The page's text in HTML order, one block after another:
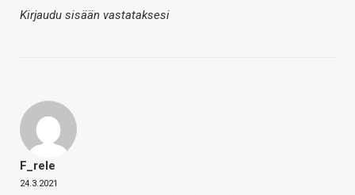
Kirjaudu sisään vastataksesi
F_rele
24.3.2021